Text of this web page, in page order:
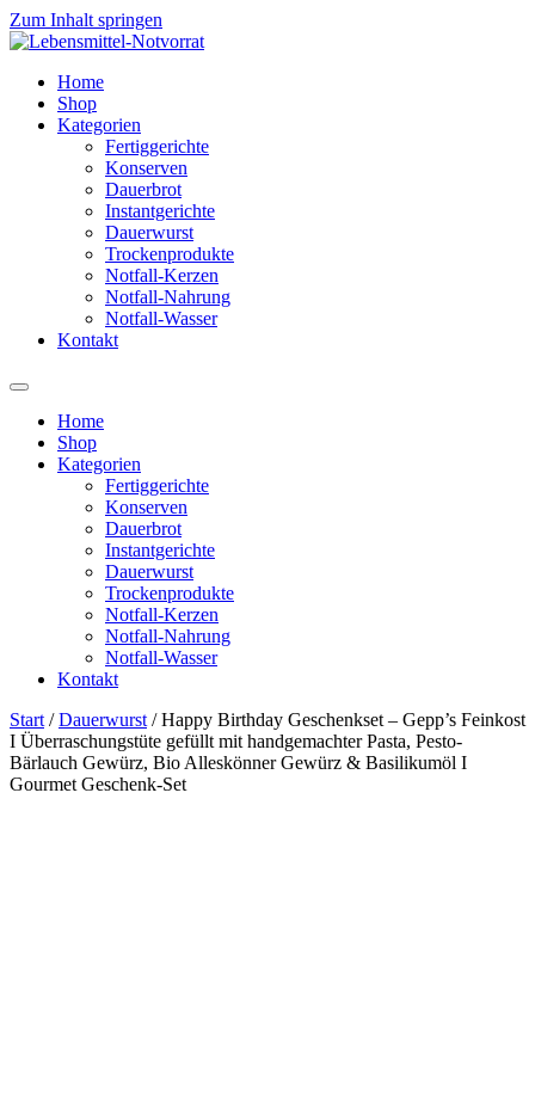
Zum Inhalt springen
Home
Shop
Kategorien
Fertiggerichte
Konserven
Dauerbrot
Instantgerichte
Dauerwurst
Trockenprodukte
Notfall-Kerzen
Notfall-Nahrung
Notfall-Wasser
Kontakt
Home
Shop
Kategorien
Fertiggerichte
Konserven
Dauerbrot
Instantgerichte
Dauerwurst
Trockenprodukte
Notfall-Kerzen
Notfall-Nahrung
Notfall-Wasser
Kontakt
Start /Dauerwurst / Happy Birthday Geschenkset – Gepp’s Feinkost
I Überraschungstüte gefüllt mit handgemachter Pasta, Pesto-
Bärlauch Gewürz, Bio Alleskönner Gewürz & Basilikumöl I
Gourmet Geschenk-Set